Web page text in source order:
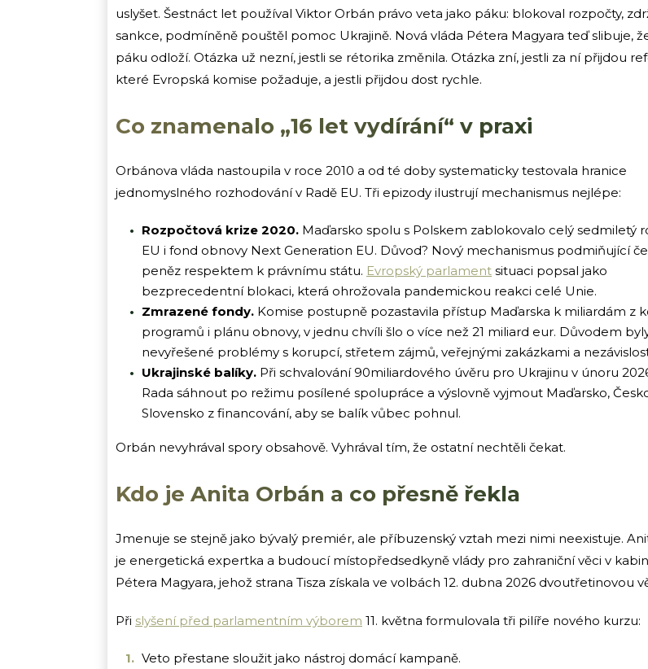
uslyšet. Šestnáct let používal Viktor Orbán právo veta jako páku: blokoval rozpočty,
sankce, podmíněně pouštěl pomoc Ukrajině. Nová vláda Pétera Magyara teď slibuje,
páku odloží. Otázka už nezní, jestli se rétorika změnila. Otázka zní, jestli za ní přijdou
které Evropská komise požaduje, a jestli přijdou dost rychle.
Co znamenalo „16 let vydírání“ v praxi
Orbánova vláda nastoupila v roce 2010 a od té doby systematicky testovala hranice
jednomyslného rozhodování v Radě EU. Tři epizody ilustrují mechanismus nejlépe:
Rozpočtová krize 2020. Maďarsko spolu s Polskem zablokovalo celý sedmiletý
EU i fond obnovy Next Generation EU. Důvod? Nový mechanismus podmiňující
peněz respektem k právnímu státu. Evropský parlament situaci popsal jako
bezprecedentní blokaci, která ohrožovala pandemickou reakci celé Unie.
Zmrazené fondy. Komise postupně pozastavila přístup Maďarska k miliardám z
programů i plánu obnovy, v jednu chvíli šlo o více než 21 miliard eur. Důvodem
nevyřešené problémy s korupcí, střetem zájmů, veřejnými zakázkami a
Ukrajinské balíky. Při schvalování 90miliardového úvěru pro Ukrajinu v únoru
Rada sáhnout po režimu posílené spolupráce a výslovně vyjmout Maďarsko,
Slovensko z financování, aby se balík vůbec pohnul.
Orbán nevyhrával spory obsahově. Vyhrával tím, že ostatní nechtěli čekat.
Kdo je Anita Orbán a co přesně řekla
Jmenuje se stejně jako bývalý premiér, ale příbuzenský vztah mezi nimi neexistuje.
je energetická expertka a budoucí místopředsedkyně vlády pro zahraniční věci v
Pétera Magyara, jehož strana Tisza získala ve volbách 12. dubna 2026 dvoutřetinovou
Při slyšení před parlamentním výborem 11. května formulovala tři pilíře nového kurzu:
Veto přestane sloužit jako nástroj domácí kampaně.